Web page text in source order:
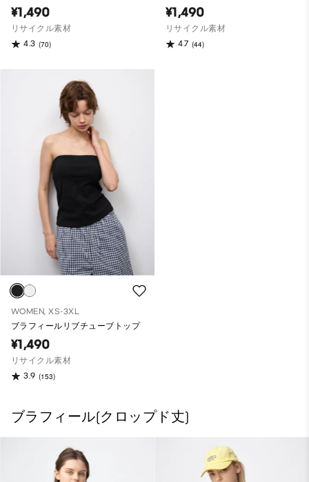
¥1,490
リサイクル素材
4.3 (70)
¥1,490
リサイクル素材
4.7 (44)
WOMEN, XS-3XL
ブラフィールリブチューブトップ
¥1,490
リサイクル素材
3.9 (153)
ブラフィール(クロップド丈)